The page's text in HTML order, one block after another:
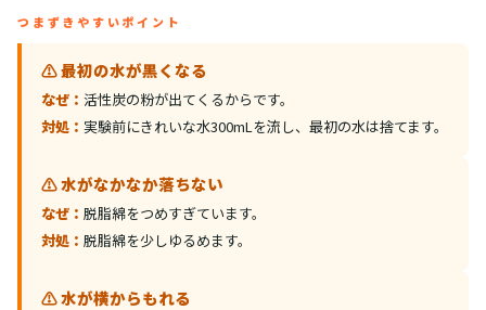
つまずきやすいポイント
⚠️ 最初の水が黒くなる
なぜ： 活性炭の粉が出てくるからです。
対処： 実験前にきれいな水300mLを流し、最初の水は捨てます。
⚠️ 水がなかなか落ちない
なぜ： 脱脂綿をつめすぎています。
対処： 脱脂綿を少しゆるめます。
⚠️ 水が横からもれる